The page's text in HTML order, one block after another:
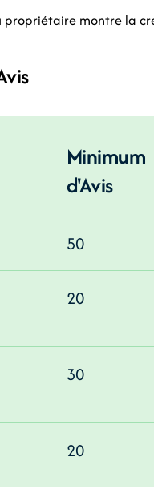
propriétaire montre la
Minimum
d'Avis
50
20
30
20